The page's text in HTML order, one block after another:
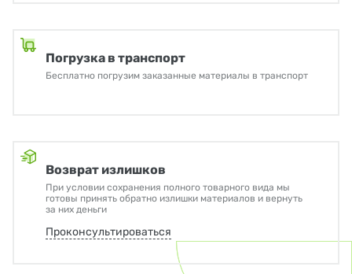
Погрузка в транспорт
Бесплатно погрузим заказанные материалы в транспорт
Возврат излишков
При условии сохранения полного товарного вида мы
готовы принять обратно излишки материалов и вернуть
за них деньги
Проконсультироваться